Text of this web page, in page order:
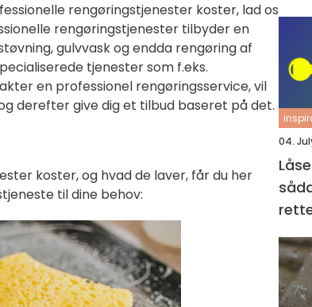
rengøringstjenester koster, lad os
rengøringstjenester tilbyder en
gulvvask og endda rengøring af
tjenester som f.eks.
en professionel rengøringsservice, vil
derefter give dig et tilbud baseret på det.
koster, og hvad de laver, får du her
til dine behov:
04.